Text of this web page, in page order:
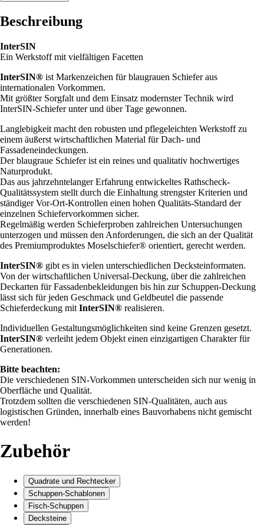
Beschreibung
InterSIN
Ein Werkstoff mit vielfältigen Facetten
InterSIN® ist Markenzeichen für blaugrauen Schiefer aus
internationalen Vorkommen.
Mit größter Sorgfalt und dem Einsatz modernster Technik wird
InterSIN-Schiefer unter und über Tage gewonnen.
Langlebigkeit macht den robusten und pflegeleichten Werkstoff zu
einem äußerst wirtschaftlichen Material für Dach- und
Fassadeneindeckungen.
Der blaugraue Schiefer ist ein reines und qualitativ hochwertiges
Naturprodukt.
Das aus jahrzehntelanger Erfahrung entwickeltes Rathscheck-
Qualitätssystem stellt durch die Einhaltung strengster Kriterien und
ständiger Vor-Ort-Kontrollen einen hohen Qualitäts-Standard der
einzelnen Schiefervorkommen sicher.
Regelmäßig werden Schieferproben zahlreichen Untersuchungen
unterzogen und müssen den Anforderungen, die sich an der Qualität
des Premiumproduktes Moselschiefer® orientiert, gerecht werden.
InterSIN® gibt es in vielen unterschiedlichen Decksteinformaten.
Von der wirtschaftlichen Universal-Deckung, über die zahlreichen
Deckarten für Fassadenbekleidungen bis hin zur Schuppen-Deckung
lässt sich für jeden Geschmack und Geldbeutel die passende
Schieferdeckung mit InterSIN® realisieren.
Individuellen Gestaltungsmöglichkeiten sind keine Grenzen gesetzt.
InterSIN® verleiht jedem Objekt einen einzigartigen Charakter für
Generationen.
Bitte beachten:
Die verschiedenen SIN-Vorkommen unterscheiden sich nur wenig in
Oberfläche und Qualität.
Trotzdem sollten die verschiedenen SIN-Qualitäten, auch aus
logistischen Gründen, innerhalb eines Bauvorhabens nicht gemischt
werden!
Zubehör
Quadrate und Rechtecker
Schuppen-Schablonen
Fisch-Schuppen
Decksteine